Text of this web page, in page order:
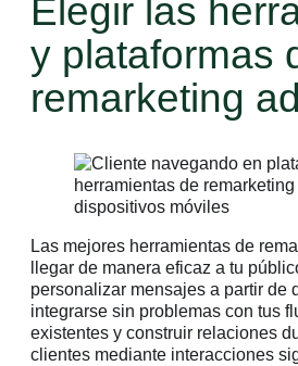
Elegir las
y plataformas
remarketing
Las mejores herramientas de
llegar de manera eficaz a tu
personalizar mensajes a partir de
integrarse sin problemas con tus
existentes y construir relaciones
clientes mediante interacciones